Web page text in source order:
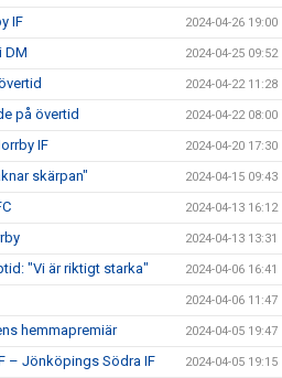
IF 2024-04-26 19:00
DM 2024-04-25 09:52
2024-04-22 11:28
på övertid 2024-04-22 08:00
IF 2024-04-20 17:30
skärpan" 2024-04-15 09:43
2024-04-13 16:12
2024-04-13 13:31
"Vi är riktigt starka" 2024-04-06 16:41
2024-04-06 11:47
hemmapremiär 2024-04-05 19:47
– Jönköpings Södra IF 2024-04-05 19:15